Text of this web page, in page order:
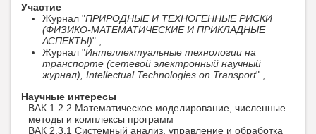
Участие
Журнал "ПРИРОДНЫЕ И ТЕХНОГЕННЫЕ РИСКИ
(ФИЗИКО-МАТЕМАТИЧЕСКИЕ И ПРИКЛАДНЫЕ
АСПЕКТЫ)" ,
Журнал "Интеллектуальные технологии на
транспорте (сетевой электронный научный
журнал), Intellectual Technologies on Transport" ,
Научные интересы
ВАК 1.2.2 Математическое моделирование, численные
методы и комплексы программ
ВАК 2.3.1 Системный анализ, управление и обработка